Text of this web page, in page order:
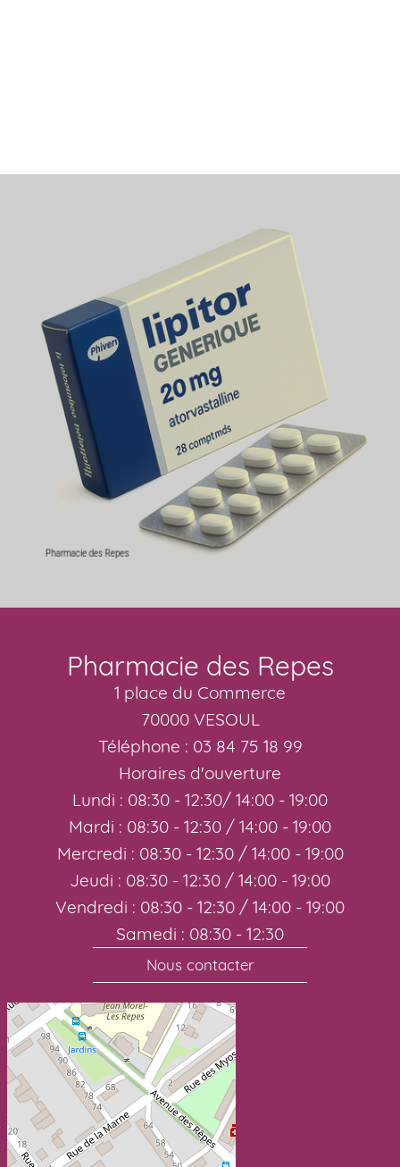
Pharmacie des Repes
1 place du Commerce
70000 VESOUL
Téléphone : 03 84 75 18 99
Horaires d'ouverture
Lundi : 08:30 - 12:30/ 14:00 - 19:00
Mardi : 08:30 - 12:30 / 14:00 - 19:00
Mercredi : 08:30 - 12:30 / 14:00 - 19:00
Jeudi : 08:30 - 12:30 / 14:00 - 19:00
Vendredi : 08:30 - 12:30 / 14:00 - 19:00
Samedi : 08:30 - 12:30
Nous contacter